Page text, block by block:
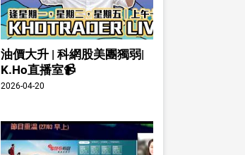
油價大升 | 科網股美團獨弱|
K.Ho直播室📹
2026-04-20